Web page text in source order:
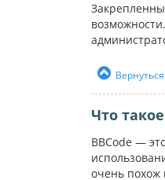
Что
BBCode —
очень похож